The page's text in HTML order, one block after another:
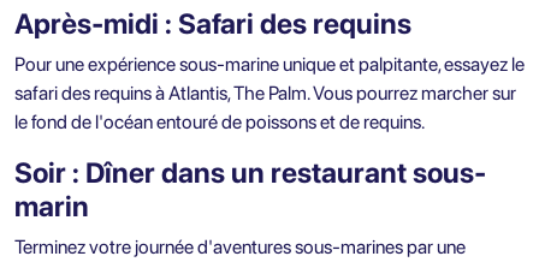
Après-midi : Safari des requins
Pour une expérience sous-marine unique et palpitante, essayez le
safari des requins à Atlantis, The Palm. Vous pourrez marcher sur
le fond de l'océan entouré de poissons et de requins.
Soir : Dîner dans un restaurant sous-
marin
Terminez votre journée d'aventures sous-marines par une